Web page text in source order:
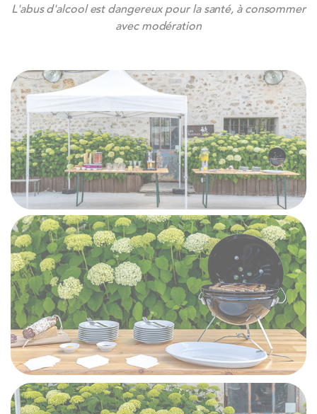
L'abus d'alcool est dangereux pour la santé, à consommer
avec modération